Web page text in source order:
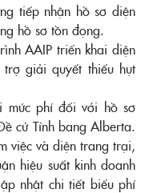
tiếp nhận hồ sơ diện
hồ sơ tồn đọng.
AAIP triển khai diện
giải quyết thiếu hụt
phí đối với hồ sơ
cử Tỉnh bang Alberta.
việc và diện trang trại,
hiệu suất kinh doanh
nhật chi tiết biểu phí